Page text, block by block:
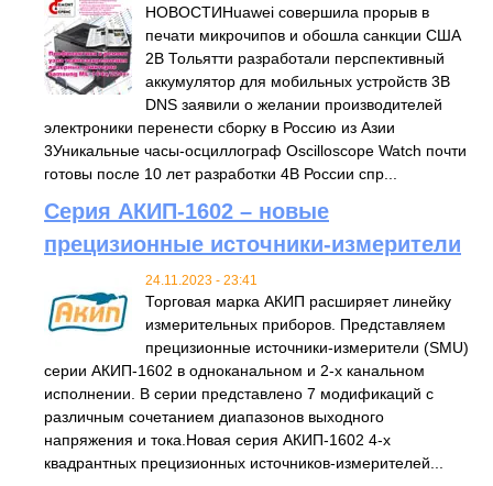
НОВОСТИHuawei совершила прорыв в
печати микрочипов и обошла санкции США
2В Тольятти разработали перспективный
аккумулятор для мобильных устройств 3В
DNS заявили о желании производителей
электроники перенести сборку в Россию из Азии
3Уникальные часы-осциллограф Oscilloscope Watch почти
готовы после 10 лет разработки 4В России спр...
Серия АКИП-1602 – новые
прецизионные источники-измерители
24.11.2023 - 23:41
Торговая марка АКИП расширяет линейку
измерительных приборов. Представляем
прецизионные источники-измерители (SMU)
серии АКИП-1602 в одноканальном и 2-х канальном
исполнении. В серии представлено 7 модификаций с
различным сочетанием диапазонов выходного
напряжения и тока.Новая серия АКИП-1602 4-х
квадрантных прецизионных источников-измерителей...